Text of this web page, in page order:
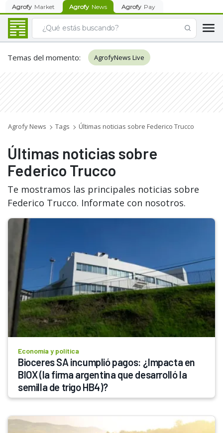
Agrofy Market Agrofy News Agrofy Pay
Temas del momento: AgrofyNews Live
Agrofy News Tags Últimas noticias sobre Federico Trucco
Últimas noticias sobre
Federico Trucco
Te mostramos las principales noticias sobre
Federico Trucco. Informate con nosotros.
Economía y política
Bioceres SA incumplió pagos: ¿Impacta en
BIOX (la firma argentina que desarrolló la
semilla de trigo HB4)?